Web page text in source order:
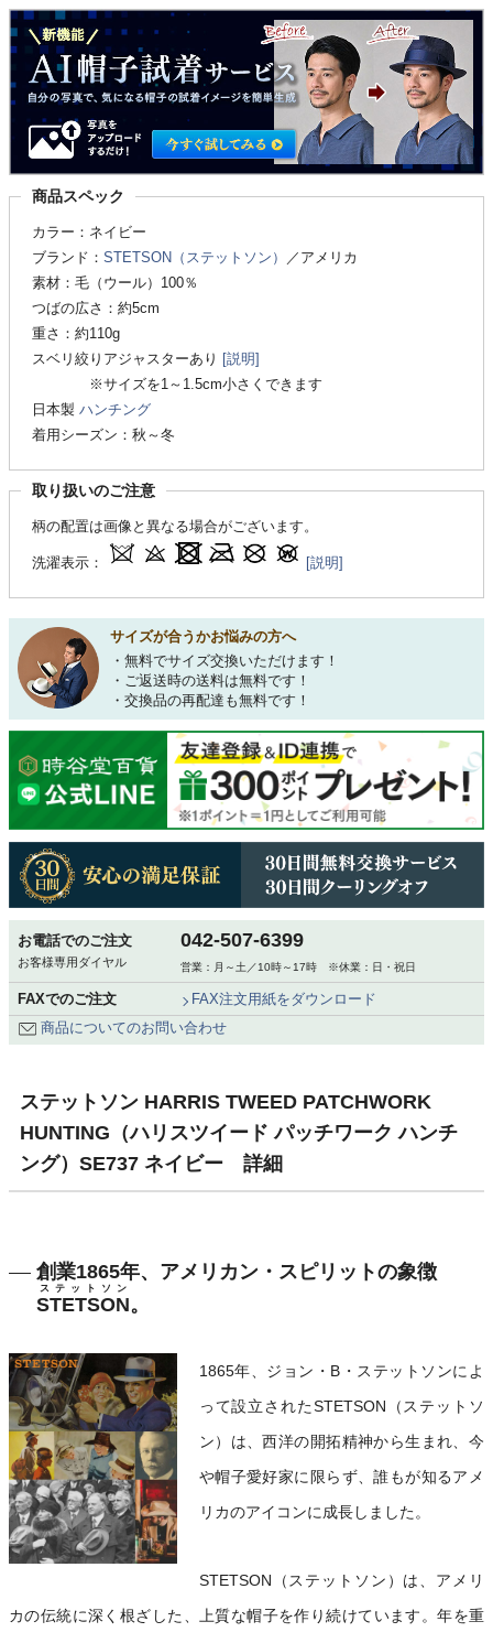
商品スペック
カラー：ネイビー
ブランド： STETSON（ステットソン）
／アメリカ
素材：毛（ウール）100％
つばの広さ：約5cm
重さ：約110g
スベリ絞りアジャスターあり [説明]
※サイズを1～1.5cm小さくできます
日本製 ハンチング
着用シーズン：秋～冬
取り扱いのご注意
柄の配置は画像と異なる場合がございます。
洗濯表示： [説明]
サイズが合うかお悩みの方へ
・無料でサイズ交換いただけます！
・ご返送時の送料は無料です！
・交換品の再配達も無料です！
お電話でのご注文
お客様専用ダイヤル
042-507-6399
営業：月～土／10時～17時 ※休業：日・祝日
FAXでのご注文
FAX注文用紙をダウンロード
商品についてのお問い合わせ
ステットソン HARRIS TWEED PATCHWORK
HUNTING（ハリスツイード パッチワーク ハンチ
ング）SE737 ネイビー 詳細
創業1865年、アメリカン・スピリットの象徴
STETSON
ステットソン
。
1865年、ジョン・B・ステットソンによ
って設立されたSTETSON（ステットソ
ン）は、西洋の開拓精神から生まれ、今
や帽子愛好家に限らず、誰もが知るアメ
リカのアイコンに成長しました。
STETSON（ステットソン）は、アメリ
カの伝統に深く根ざした、上質な帽子を作り続けています。年を重